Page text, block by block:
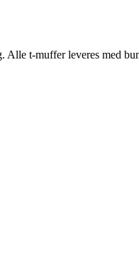
t-muffer leveres med